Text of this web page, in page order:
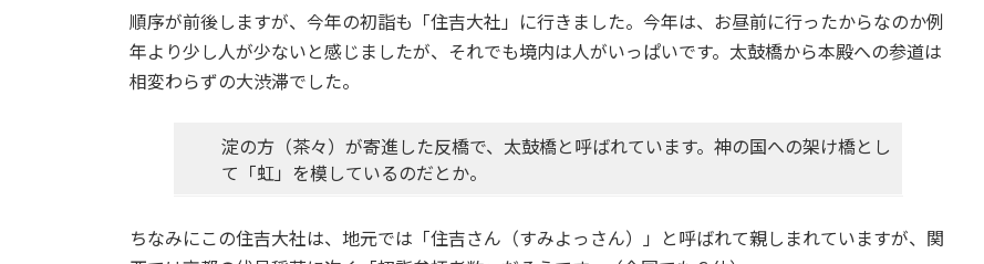
順序が前後しますが、今年の初詣も「住吉大社」に行きました。今年は、お昼前に行ったからなのか例
年より少し人が少ないと感じましたが、それでも境内は人がいっぱいです。太鼓橋から本殿への参道は
相変わらずの大渋滞でした。
淀の方（茶々）が寄進した反橋で、太鼓橋と呼ばれています。神の国への架け橋とし
て「虹」を模しているのだとか。
ちなみにこの住吉大社は、地元では「住吉さん（すみよっさん）」と呼ばれて親しまれていますが、関